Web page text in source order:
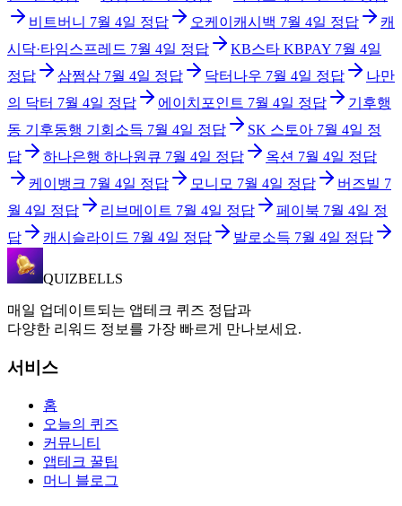
비트버니 7월 4일 정답 오케이캐시백 7월 4일 정답
캐
시닥·타임스프레드 7월 4일 정답 KB스타 KBPAY 7월 4일
정답
삼쩜삼 7월 4일 정답 닥터나우 7월 4일 정답
나만
의 닥터 7월 4일 정답 에이치포인트 7월 4일 정답
기후행
동 기후동행 기회소득 7월 4일 정답 SK 스토아 7월 4일 정
답
하나은행 하나원큐 7월 4일 정답 옥션 7월 4일 정답
케이뱅크 7월 4일 정답 모니모 7월 4일 정답 버즈빌 7
월 4일 정답 리브메이트 7월 4일 정답 페이북 7월 4일 정
답
캐시슬라이드 7월 4일 정답 발로소득 7월 4일 정답
QUIZBELLS
매일 업데이트되는 앱테크 퀴즈 정답과
다양한 리워드 정보를 가장 빠르게 만나보세요.
서비스
홈
오늘의 퀴즈
커뮤니티
앱테크 꿀팁
머니 블로그